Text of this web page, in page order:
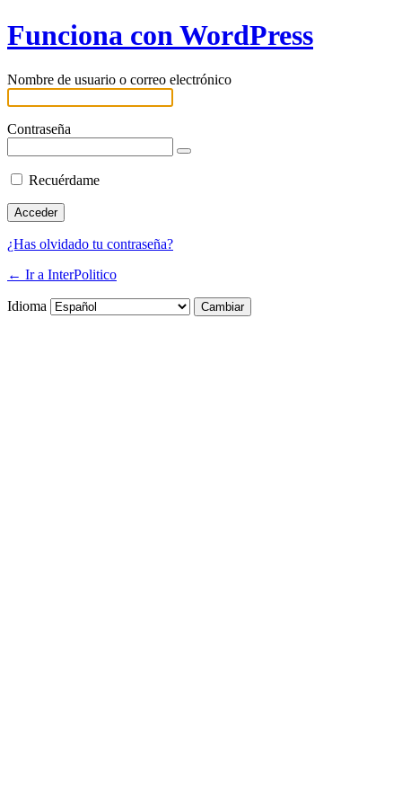
Funciona con WordPress
Nombre de usuario o correo electrónico
Contraseña
Recuérdame
¿Has olvidado tu contraseña?
← Ir a InterPolitico
Idioma